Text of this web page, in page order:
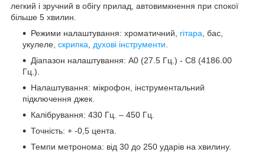
легкий і зручний в обігу прилад, автовимкнення при спокої
більше 5 хвилин.
Режими налаштування: хроматичний, гітара , бас,
укулеле, скрипка духові інструменти
Діапазон налаштування: A0 (27.5 Гц.) - C8 (4186.00
Гц.).
Налаштування: мікрофон, інструментальний
підключення джек.
Калібрування: 430 Гц. – 450 Гц.
Точність: + -0,5 цента.
Темпи метронома: від 30 до 250 ударів на хвилину.